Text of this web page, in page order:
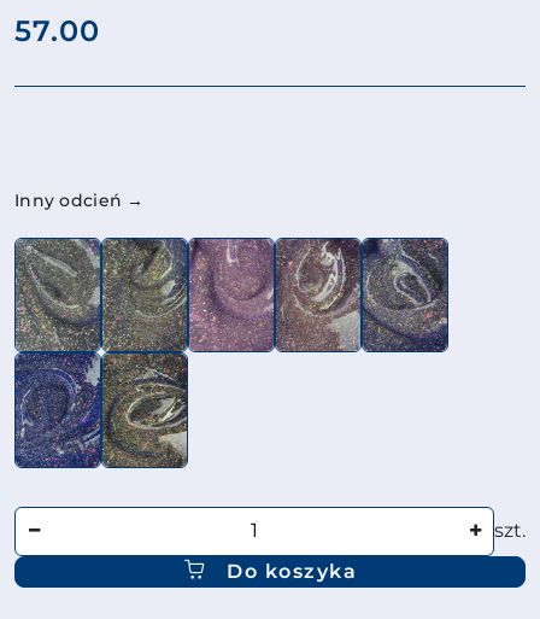
cena:
57.00
Wariant
Inny odcień →
Ilość
szt.
Do koszyka